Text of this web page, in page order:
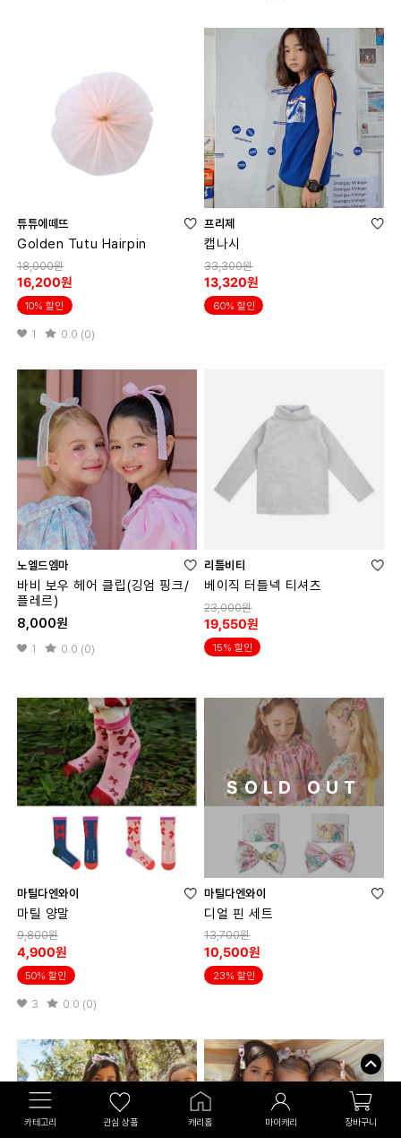
튜튜에떼뜨
Golden Tutu Hairpin
18,000원
16,200원
10% 할인
1 0.0 (0)
프리제
캡나시
33,300원
13,320원
60% 할인
노엘드엠마
바비 보우 헤어 클립(깅엄 핑크/
플레르)
8,000원
1 0.0 (0)
리틀비티
베이직 터틀넥 티셔츠
23,000원
19,550원
15% 할인
마틸다엔와이
마틸 양말
9,800원
4,900원
50% 할인
3 0.0 (0)
SOLD OUT
마틸다엔와이
디얼 핀 세트
13,700원
10,500원
23% 할인
카테고리 관심 상품 캐리홈 마이캐리 장바구니